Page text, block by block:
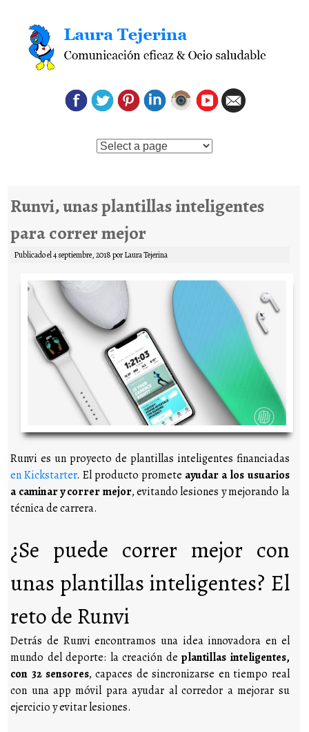
Saltar al contenido
Runvi, unas plantillas inteligentes
para correr mejor
Publicado el4 septiembre, 2018porLaura Tejerina
Runvi es un proyecto de plantillas inteligentes financiadas
en Kickstarter. El producto promete ayudar a los usuarios
a caminar y correr mejor, evitando lesiones y mejorando la
técnica de carrera.
¿Se puede correr mejor con
unas plantillas inteligentes? El
reto de Runvi
Detrás de Runvi encontramos una idea innovadora en el
mundo del deporte: la creación de plantillas inteligentes,
con 32 sensores, capaces de sincronizarse en tiempo real
con una app móvil para ayudar al corredor a mejorar su
ejercicio y evitar lesiones.